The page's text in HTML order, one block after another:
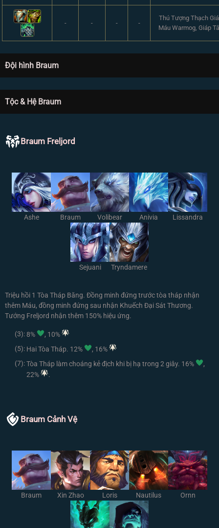
- - - -
Thú Tượng Thạch
Máu Warmog, Giáp
Đội hình Braum
Tộc & Hệ Braum
Braum Freljord
Ashe Braum Volibear Anivia Lissandra
Sejuani Tryndamere
Triệu hồi 1 Tòa Tháp Băng. Đồng minh đứng trước tòa tháp nhận
thêm Máu, đồng minh đứng sau nhận Khuếch Đại Sát Thương.
Tướng Freljord nhận thêm 150% hiệu ứng.
(3): 8%
, 10%
(5): Hai Tòa Tháp. 12%
, 16%
(7):Tòa Tháp làm choáng kẻ địch khi bị hạ trong 2 giây. 16%
,
22%
.
Braum Cảnh Vệ
Braum Xin Zhao Loris Nautilus Ornn